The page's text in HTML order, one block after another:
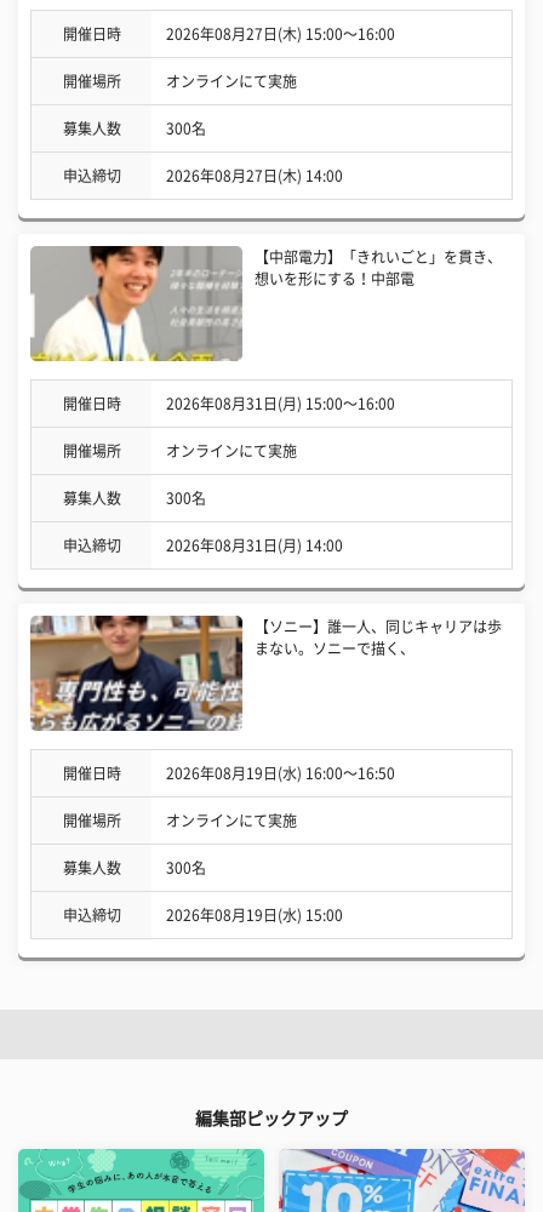
開催日時 2026年08月27日(木) 15:00〜16:00
開催場所 オンラインにて実施
募集人数 300名
申込締切 2026年08月27日(木) 14:00
【中部電力】「きれいごと」を貫き、
想いを形にする！中部電
開催日時 2026年08月31日(月) 15:00〜16:00
開催場所 オンラインにて実施
募集人数 300名
申込締切 2026年08月31日(月) 14:00
【ソニー】誰一人、同じキャリアは歩
まない。ソニーで描く、
開催日時 2026年08月19日(水) 16:00〜16:50
開催場所 オンラインにて実施
募集人数 300名
申込締切 2026年08月19日(水) 15:00
編集部ピックアップ